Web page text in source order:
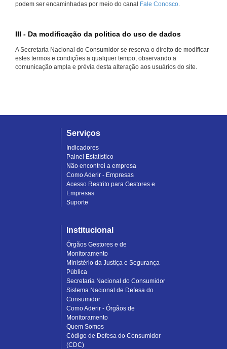
podem ser encaminhadas por meio do canal Fale Conosco.
III - Da modificação da politica do uso de dados
A Secretaria Nacional do Consumidor se reserva o direito de modificar
estes termos e condições a qualquer tempo, observando a
comunicação ampla e prévia desta alteração aos usuários do site.
Serviços
Indicadores
Painel Estatístico
Não encontrei a empresa
Como Aderir - Empresas
Acesso Restrito para Gestores e
Empresas
Suporte
Institucional
Órgãos Gestores e de
Monitoramento
Ministério da Justiça e Segurança
Pública
Secretaria Nacional do Consumidor
Sistema Nacional de Defesa do
Consumidor
Como Aderir - Órgãos de
Monitoramento
Quem Somos
Código de Defesa do Consumidor
(CDC)